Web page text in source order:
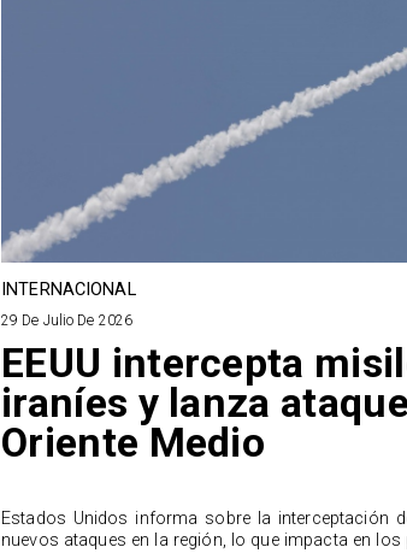
INTERNACIONAL
29 De Julio De 2026
EEUU intercepta
iraníes y lanza
Oriente Medio
Estados Unidos informa sobre la interceptación
nuevos ataques en la región, lo que impacta en los